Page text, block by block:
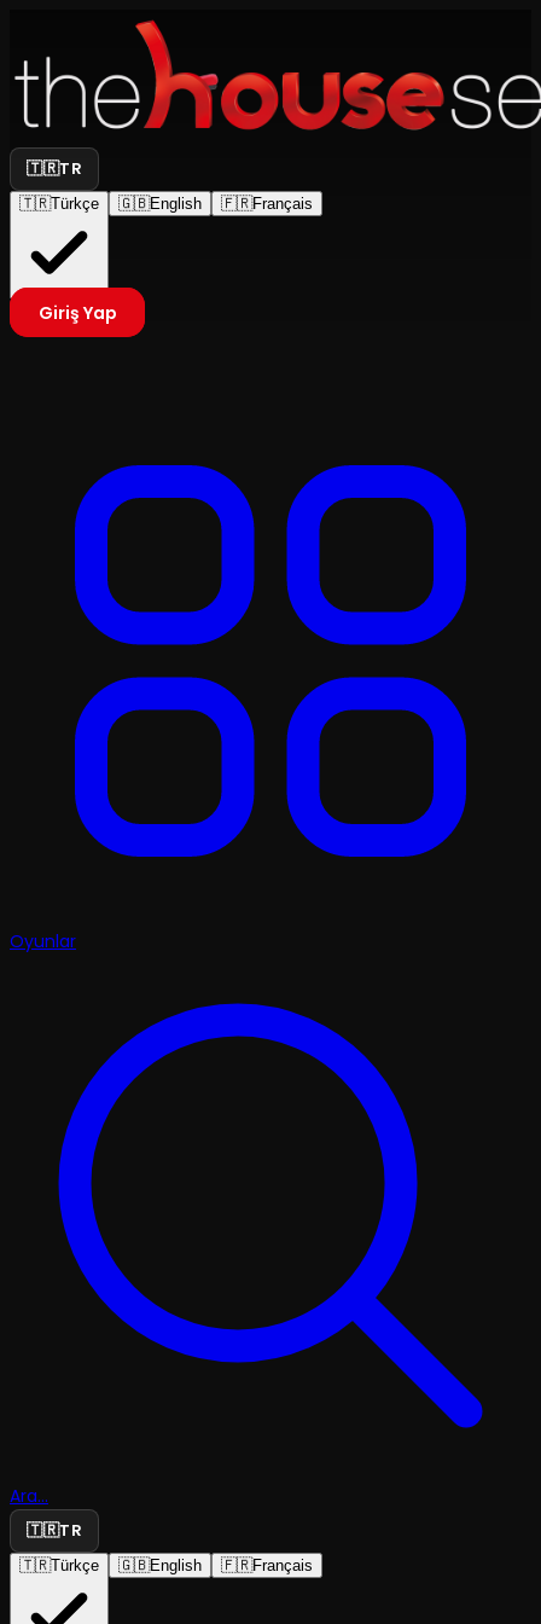
🇹🇷TR
🇹🇷Türkçe 🇬🇧English 🇫🇷Français
Giriş Yap
Oyunlar
Ara...
🇹🇷TR
🇹🇷Türkçe 🇬🇧English 🇫🇷Français